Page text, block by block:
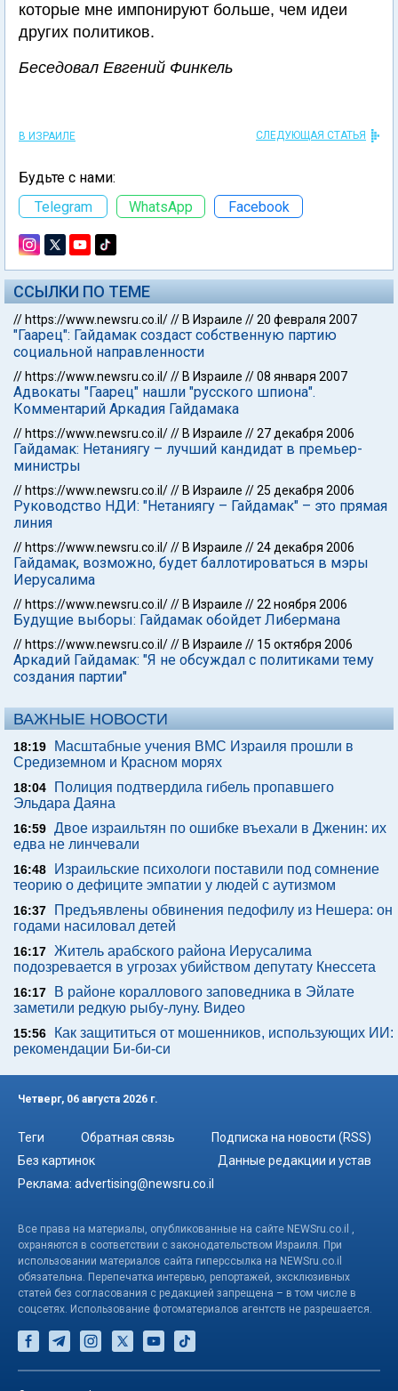
которые мне импонируют больше, чем идеи
других политиков.
Беседовал Евгений Финкель
В ИЗРАИЛЕ СЛЕДУЮЩАЯ СТАТЬЯ
Будьте с нами:
Telegram
WhatsApp Facebook
ССЫЛКИ ПО ТЕМЕ
// https://www.newsru.co.il/// В Израиле //20 февраля 2007
"Гаарец": Гайдамак создаст собственную партию
социальной направленности
// https://www.newsru.co.il/// В Израиле //08 января 2007
Адвокаты "Гаарец" нашли "русского шпиона".
Комментарий Аркадия Гайдамака
// https://www.newsru.co.il/// В Израиле //27 декабря 2006
Гайдамак: Нетаниягу – лучший кандидат в премьер-
министры
// https://www.newsru.co.il/// В Израиле //25 декабря 2006
Руководство НДИ: "Нетаниягу – Гайдамак" – это прямая
линия
// https://www.newsru.co.il/// В Израиле //24 декабря 2006
Гайдамак, возможно, будет баллотироваться в мэры
Иерусалима
// https://www.newsru.co.il/// В Израиле //22 ноября 2006
Будущие выборы: Гайдамак обойдет Либермана
// https://www.newsru.co.il/// В Израиле // 15 октября 2006
Аркадий Гайдамак: "Я не обсуждал с политиками тему
создания партии"
ВАЖНЫЕ НОВОСТИ
18:19
Масштабные учения ВМС Израиля прошли в
Средиземном и Красном морях
18:04
Полиция подтвердила гибель пропавшего
Эльдара Даяна
16:59 Двое израильтян по ошибке въехали в Дженин: их
едва не линчевали
16:48
Израильские психологи поставили под сомнение
теорию о дефиците эмпатии у людей с аутизмом
16:37
Предъявлены обвинения педофилу из Нешера: он
годами насиловал детей
16:17 Житель арабского района Иерусалима
подозревается в угрозах убийством депутату Кнессета
16:17
В районе кораллового заповедника в Эйлате
заметили редкую рыбу-луну. Видео
15:56
Как защититься от мошенников, использующих ИИ:
рекомендации Би-би-си
Четверг, 06 августа 2026 г.
Теги Обратная связь
Подписка на новости (RSS)
Без картинок
Данные редакции и устав
Реклама: advertising@newsru.co.il
Все права на материалы, опубликованные на сайте NEWSru.co.il ,
охраняются в соответствии с законодательством Израиля. При
использовании материалов сайта гиперссылка на NEWSru.co.il
обязательна. Перепечатка интервью, репортажей, эксклюзивных
статей без согласования с редакцией запрещена – в том числе в
соцсетях. Использование фотоматериалов агентств не разрешается.